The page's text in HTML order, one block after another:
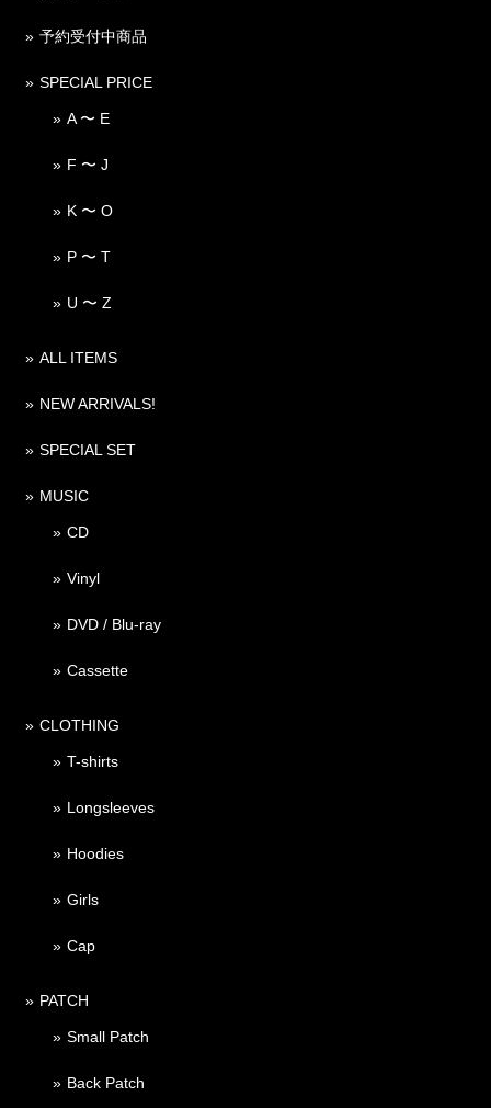
予約受付中商品
SPECIAL PRICE
A 〜 E
F 〜 J
K 〜 O
P 〜 T
U 〜 Z
ALL ITEMS
NEW ARRIVALS!
SPECIAL SET
MUSIC
CD
Vinyl
DVD / Blu-ray
Cassette
CLOTHING
T-shirts
Longsleeves
Hoodies
Girls
Cap
PATCH
Small Patch
Back Patch